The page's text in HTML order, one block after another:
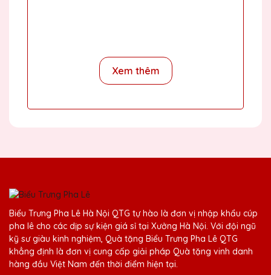
25/11/2025
giới thiệu cho bạn bè.
Ngô Thị Giang
25/11/2025
Đã nhận được kỷ niệm chương và rất hài
lòng với chất lượng và dịch vụ. Cảm ơn Quà
Tặng Pha Lê QTG!
Xem thêm
Biểu Trưng Pha Lê Hà Nội QTG tự hào là đơn vị nhập khẩu cúp
pha lê cho các dịp sự kiện giá sỉ tại Xưởng Hà Nội. Với đội ngũ
kỹ sư giàu kinh nghiệm, Quà tặng Biểu Trưng Pha Lê QTG
khẳng định là đơn vị cung cấp giải pháp Quà tặng vinh danh
hàng đầu Việt Nam đến thời điểm hiện tại.